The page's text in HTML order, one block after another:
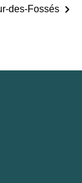
des-Fossés